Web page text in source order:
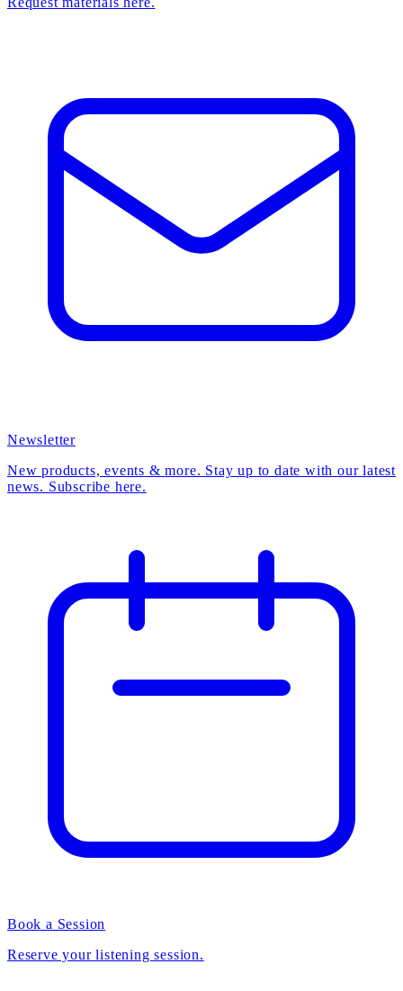
Newsletter
New products, events & more. Stay up to date with our latest
news. Subscribe here.
Book a Session
Reserve your listening session.